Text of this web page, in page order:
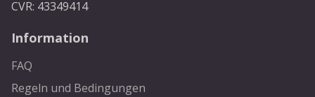
CVR: 43349414
Information
FAQ
Regeln und Bedingungen